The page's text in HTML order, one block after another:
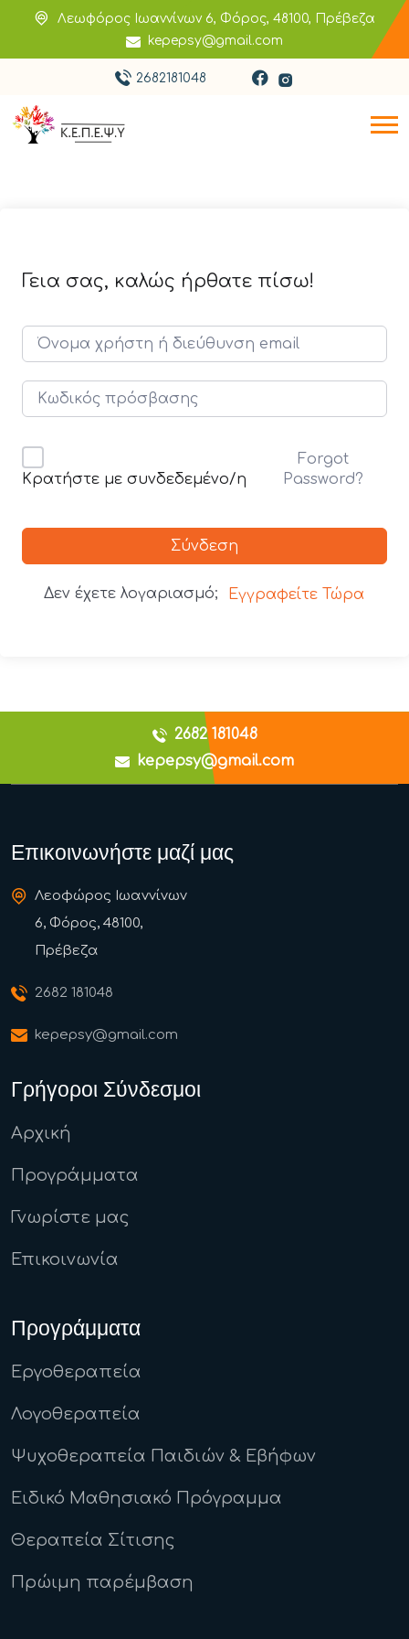
Λεωφόρος Ιωαννίνων 6, Φόρος, 48100, Πρέβεζα
kepepsy@gmail.com
2682181048
Γεια σας, καλώς ήρθατε πίσω!
Κρατήστε με συνδεδεμένο/η
Forgot
Password?
Σύνδεση
Δεν έχετε λογαριασμό; Εγγραφείτε Τώρα
2682 181048
kepepsy@gmail.com
Επικοινωνήστε μαζί μας
Λεοφώρος Ιωαννίνων
6, Φόρος, 48100,
Πρέβεζα
2682 181048
kepepsy@gmail.com
Γρήγοροι Σύνδεσμοι
Αρχική
Προγράμματα
Γνωρίστε μας
Επικοινωνία
Προγράμματα
Εργοθεραπεία
Λογοθεραπεία
Ψυχοθεραπεία Παιδιών & Εβήφων
Ειδικό Μαθησιακό Πρόγραμμα
Θεραπεία Σίτισης
Πρώιμη παρέμβαση